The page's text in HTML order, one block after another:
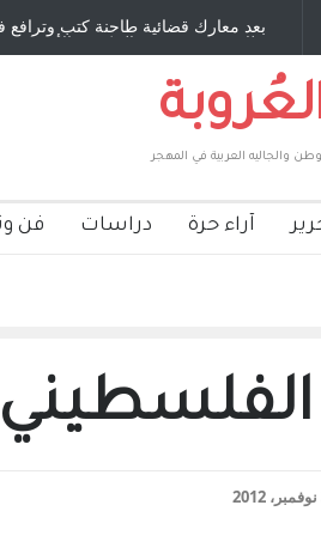
بعد معارك قضائية طاحنة كتب وترافع فيها
طارق يوسف يقهر الحكومة الأمريكية ،
والجاليه العربية في المهجر
آراء حرة دراسات فن
الفلسطيني